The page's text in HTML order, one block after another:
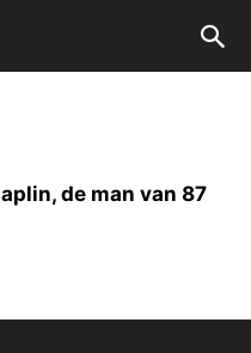
de man van 87